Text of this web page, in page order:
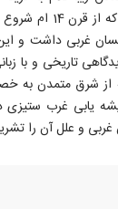
غربی داشت و
تاریخی و با
که غرب عقب مانده ی ماقبل قرن 14
یابی غرب ستیزی
غربی و علل آن را